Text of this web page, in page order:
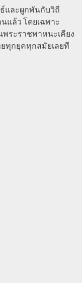
และผูกพันกับวิถี
แล้ว โดยเฉพาะ
พระราชพาหนะเคียง
ทุกยุคทุกสมัยเลยที